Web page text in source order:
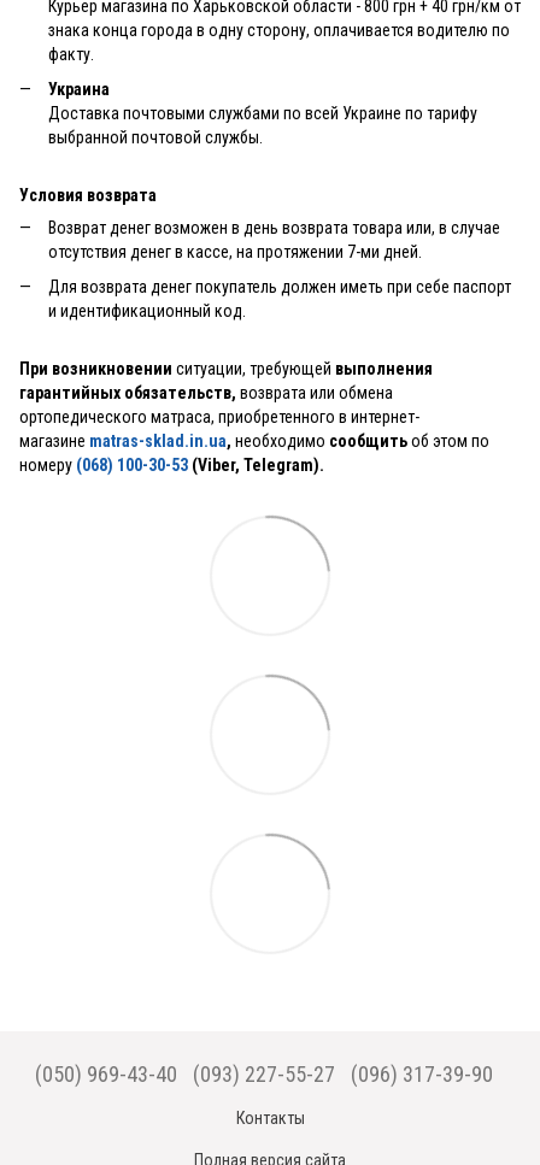
Курьер магазина по Харьковской области - 800 грн + 40 грн/км от
знака конца города в одну сторону, оплачивается водителю по
факту.
Украина
Доставка почтовыми службами по всей Украине по тарифу
выбранной почтовой службы.
Условия возврата
Возврат денег возможен в день возврата товара или, в случае
отсутствия денег в кассе, на протяжении 7-ми дней.
Для возврата денег покупатель должен иметь при себе паспорт
и идентификационный код.
При возникновении ситуации, требующей выполнения
гарантийных обязательств, возврата или обмена
ортопедического матраса, приобретенного в интернет-
магазине matras-sklad.in.ua, необходимо сообщитьоб этом по
номеру (068) 100-30-53 (Viber, Telegram).
(050) 969-43-40 (093) 227-55-27 (096) 317-39-90
Контакты
Полная версия сайта